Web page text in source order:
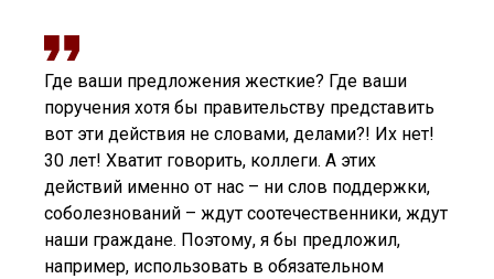
Где ваши предложения жесткие? Где ваши
поручения хотя бы правительству представить
вот эти действия не словами, делами?! Их нет!
30 лет! Хватит говорить, коллеги. А этих
действий именно от нас – ни слов поддержки,
соболезнований – ждут соотечественники, ждут
наши граждане. Поэтому, я бы предложил,
например, использовать в обязательном